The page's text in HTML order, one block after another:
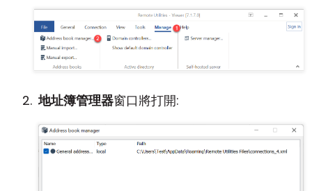
地址簿管理器窗口將打開: